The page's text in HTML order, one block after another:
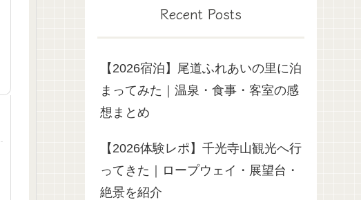
Recent Posts
【2026宿泊】尾道ふれあいの里に泊
まってみた｜温泉・食事・客室の感
想まとめ
【2026体験レポ】千光寺山観光へ行
ってきた｜ロープウェイ・展望台・
絶景を紹介